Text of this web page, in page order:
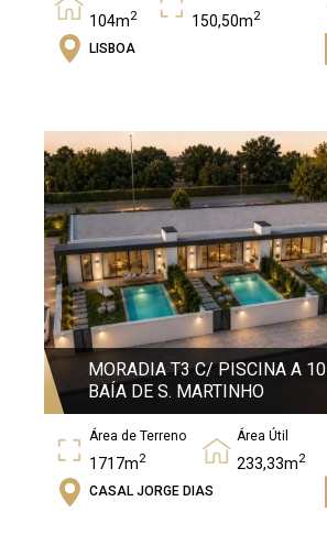
104m2 150,50m2
Quartos
LISBOA
MORADIA T3 C/ PISCINA A
BAÍA DE S. MARTINHO
Área de Terreno
1717m2
Área Útil
233,33m2
Área Bruta
CASAL JORGE DIAS